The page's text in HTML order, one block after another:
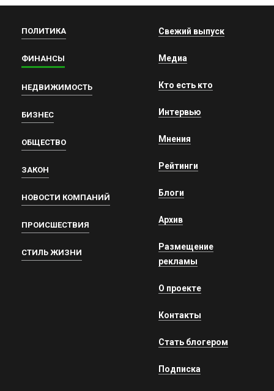
ПОЛИТИКА
ФИНАНСЫ
НЕДВИЖИМОСТЬ
БИЗНЕС
ОБЩЕСТВО
ЗАКОН
НОВОСТИ КОМПАНИЙ
ПРОИСШЕСТВИЯ
СТИЛЬ ЖИЗНИ
Свежий выпуск
Медиа
Кто есть кто
Интервью
Мнения
Рейтинги
Блоги
Архив
Размещение
рекламы
О проекте
Контакты
Стать блогером
Подписка